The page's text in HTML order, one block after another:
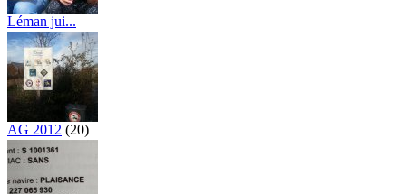
Léman jui...
(116)
AG 2012 (20)